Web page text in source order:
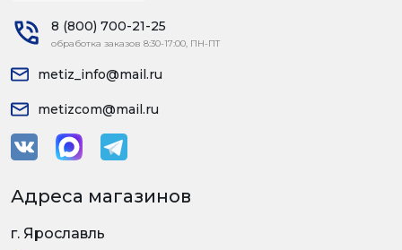
8 (800) 700-21-25
обработка заказов 8:30-17:00, ПН-ПТ
metiz_info@mail.ru
metizcom@mail.ru
Адреса магазинов
г. Ярославль